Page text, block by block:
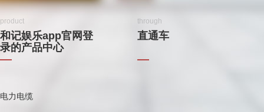
product
和记娱乐app官网登
录的产品中心
电力电缆
through
直通车